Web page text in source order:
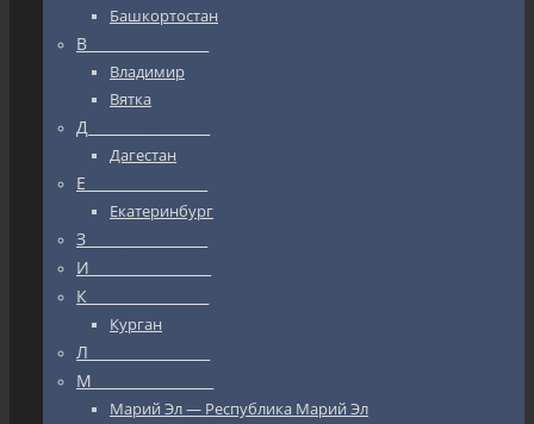
Башкортостан
В_________________
Владимир
Вятка
Д_________________
Дагестан
Е_________________
Екатеринбург
З_________________
И_________________
К_________________
Курган
Л_________________
М_________________
Марий Эл — Республика Марий Эл